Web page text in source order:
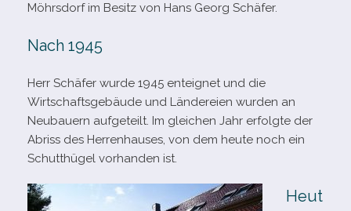
Möhrsdorf im Besitz von Hans Georg Schäfer.
Nach 1945
Herr Schäfer wurde 1945 ent­eig­net und die
Wirtschaftsgebäude und Ländereien wur­den an
Neubauern auf­ge­teilt. Im glei­chen Jahr erfolgte der
Abriss des Herrenhauses, von dem heute noch ein
Schutthügel vor­han­den ist.
Heut